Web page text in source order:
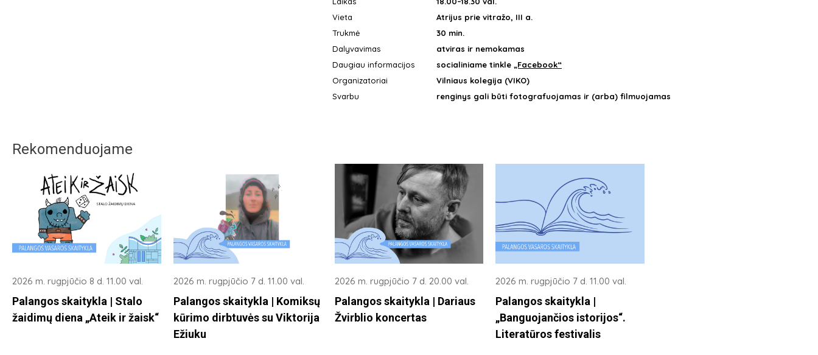
Vieta
Atrijus prie vitražo, III a.
Trukmė
30 min.
Dalyvavimas
atviras ir nemokamas
Daugiau informacijos
socialiniame tinkle„Facebook“
Organizatoriai
Vilniaus kolegija (VIKO)
Svarbu
renginys gali būti fotografuojamas ir (arba) filmuojamas
Rekomenduojame
2026 m. rugpjūčio 8 d. 11.00 val.
Palangos skaitykla | Stalo
žaidimų diena „Ateik ir žaisk“
2026 m. rugpjūčio 7 d. 11.00 val.
Palangos skaitykla | Komiksų
kūrimo dirbtuvės su Viktorija
Ežiuku
2026 m. rugpjūčio 7 d. 20.00 val.
Palangos skaitykla | Dariaus
Žvirblio koncertas
2026 m. rugpjūčio 7 d. 11.00 val.
Palangos skaitykla |
„Banguojančios istorijos“.
Literatūros festivalis